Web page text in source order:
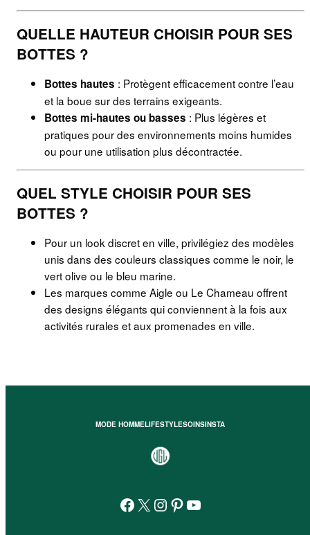
QUELLE HAUTEUR CHOISIR POUR SES
BOTTES ?
Bottes hautes : Protègent efficacement contre l’eau
et la boue sur des terrains exigeants.
Bottes mi-hautes ou basses : Plus légères et
pratiques pour des environnements moins humides
ou pour une utilisation plus décontractée.
QUEL STYLE CHOISIR POUR SES
BOTTES ?
Pour un look discret en ville, privilégiez des modèles
unis dans des couleurs classiques comme le noir, le
vert olive ou le bleu marine.
Les marques comme Aigle ou Le Chameau offrent
des designs élégants qui conviennent à la fois aux
activités rurales et aux promenades en ville.
MODE HOMMELIFESTYLESOINSINSTA
Facebook
X Instagram
Pinterest
YouTube